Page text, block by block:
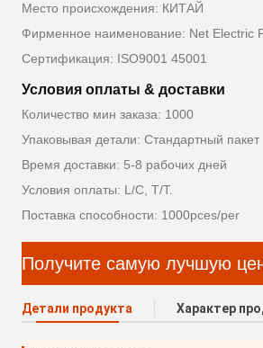
Место происхождения: КИТАЙ
Фирменное наименование: Net Electric
Сертификация: ISO9001 45001
Условия оплаты & доставки
Количество мин заказа: 1000
Упаковывая детали: Стандартный пакет
Время доставки: 5-8 рабочих дней
Условия оплаты: L/C, T/T.
Поставка способности: 1000pces/per
Получите самую лучшую
Детали продукта Характер